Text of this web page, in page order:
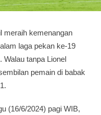
meraih kemenangan
laga pekan ke-19
Walau tanpa Lionel
pemain di babak
(16/6/2024) pagi WIB,